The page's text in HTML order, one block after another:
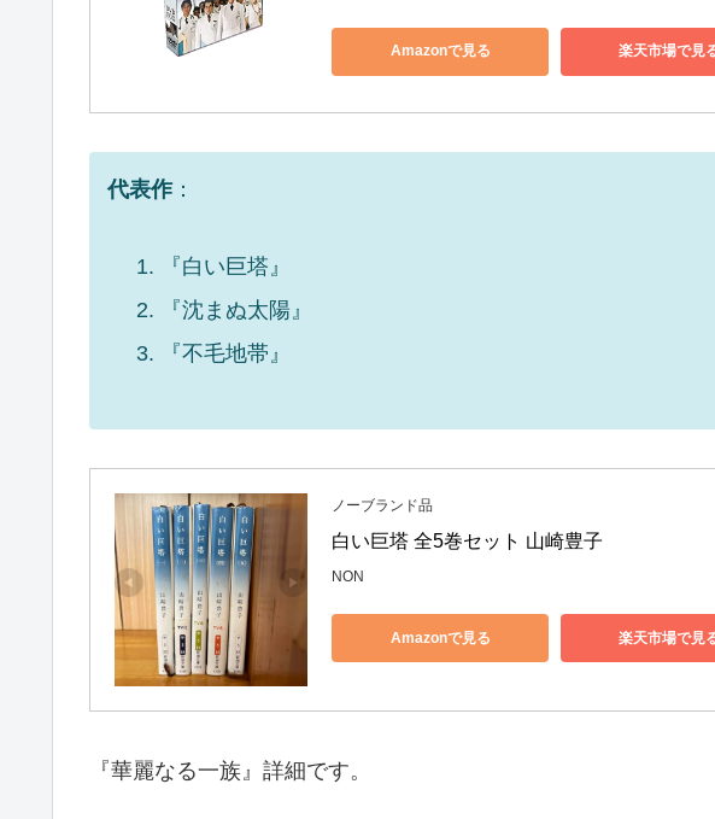
Amazonで見る 楽天市場で見
代表作：
『白い巨塔』
『沈まぬ太陽』
『不毛地帯』
ノーブランド品
白い巨塔 全5巻セット 山崎豊子
NON
Amazonで見る 楽天市場で見
『華麗なる一族』詳細です。